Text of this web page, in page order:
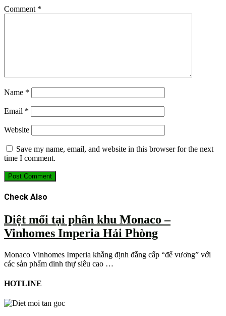
Comment *
Name *
Email *
Website
Save my name, email, and website in this browser for the next
time I comment.
Check Also
Diệt mối tại phân khu Monaco –
Vinhomes Imperia Hải Phòng
Monaco Vinhomes Imperia khẳng định đẳng cấp “đế vương” với
các sản phẩm dinh thự siêu cao …
HOTLINE